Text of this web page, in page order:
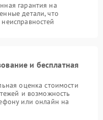
гарантия на
детали, что
и бесплатная
оценка стоимости
и возможность
или онлайн на